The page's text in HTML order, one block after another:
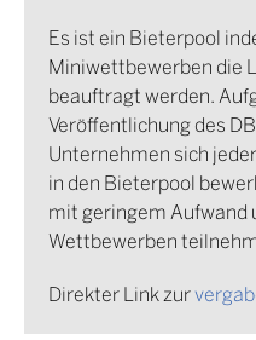
Es ist ein Bieterpool
Miniwettbewerben die
beauftragt werden.
Veröffentlichung des
Unternehmen sich
in den Bieterpool
mit geringem Aufwand
Wettbewerben
Direkter Link zur